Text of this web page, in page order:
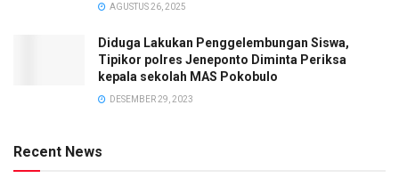
AGUSTUS 26, 2025
Diduga Lakukan Penggelembungan Siswa,
Tipikor polres Jeneponto Diminta Periksa
kepala sekolah MAS Pokobulo
DESEMBER 29, 2023
Recent News